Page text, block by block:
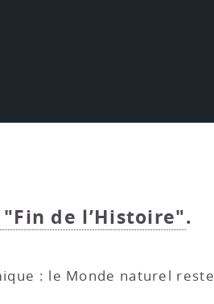
de l’Histoire".
: le Monde naturel reste